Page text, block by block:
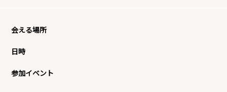
会える場所
日時
参加イベント